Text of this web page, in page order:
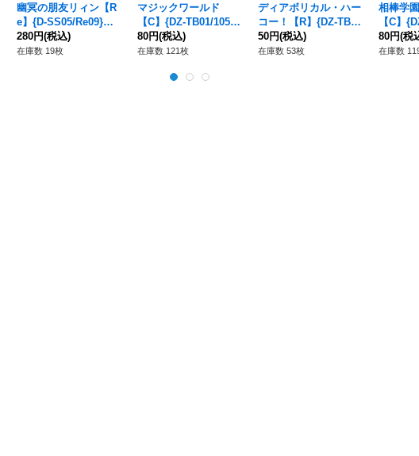
幽冥の朋友リィン【R
e】{D-SS05/Re09}
《ダークステイツ》
280円(税込)
在庫数 19枚
マジックワールド
【C】{DZ-TB01/105}
《バディファイト》
80円(税込)
在庫数 121枚
ディアボリカル・ハー
コー！【R】{DZ-TB0
1/061}《バディファイ
ト》
50円(税込)
在庫数 53枚
相棒学
【C】
《バデ
80円(税
在庫数